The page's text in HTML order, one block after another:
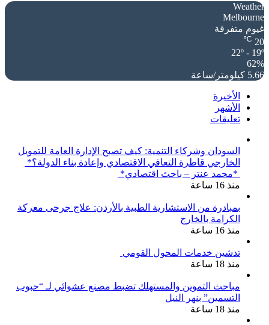
Weather
Melbourne
غيوم متفرقة
20
℃
22º - 19º
62%
5.66 كيلومتر/ساعة
الأخيرة
الأشهر
تعليقات
السودان وشركاء التنمية: كيف تصبح الإدارة العامة للتمويل
الخارجي قاطرة التعافي الاقتصادي وإعادة بناء الدولة؟*
*محمد عنتر – باحث اقتصادي*
منذ 16 ساعة
بمبادرة من الاستشارية الطبية بالأردن: علاج جرحى معركة
الكرامة بالخارج
منذ 16 ساعة
تدشين خدمات المحول القومي
منذ 18 ساعة
مباحث التموين والمستهلك تضبط مصنع عشوائي لـ “حبوب
التسمين” بنهر النيل
منذ 18 ساعة